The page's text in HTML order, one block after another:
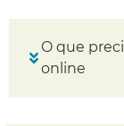
O que
online